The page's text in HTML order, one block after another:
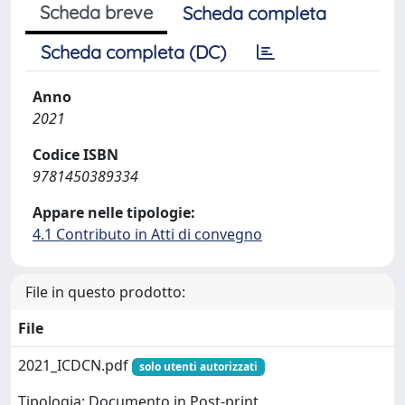
Scheda breve
Scheda completa
Scheda completa (DC)
Anno
2021
Codice ISBN
9781450389334
Appare nelle tipologie:
4.1 Contributo in Atti di convegno
File in questo prodotto:
File
2021_ICDCN.pdf
solo utenti autorizzati